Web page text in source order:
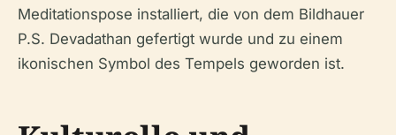
Meditationspose installiert, die von dem Bildhauer
P.S. Devadathan gefertigt wurde und zu einem
ikonischen Symbol des Tempels geworden ist.